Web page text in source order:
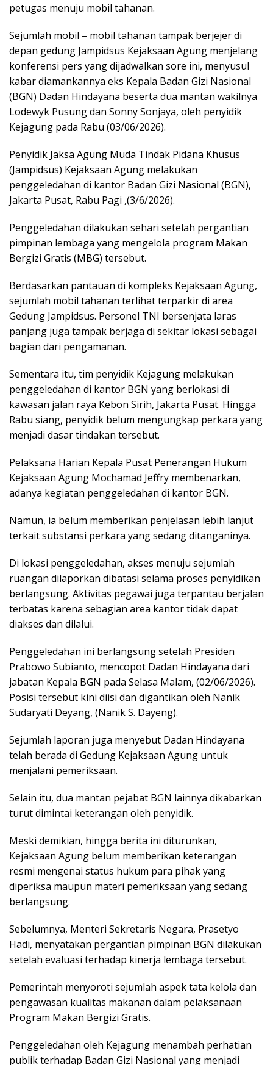
petugas menuju mobil tahanan.
Sejumlah mobil – mobil tahanan tampak berjejer di
depan gedung Jampidsus Kejaksaan Agung menjelang
konferensi pers yang dijadwalkan sore ini, menyusul
kabar diamankannya eks Kepala Badan Gizi Nasional
(BGN) Dadan Hindayana beserta dua mantan wakilnya
Lodewyk Pusung dan Sonny Sonjaya, oleh penyidik
Kejagung pada Rabu (03/06/2026).
Penyidik Jaksa Agung Muda Tindak Pidana Khusus
(Jampidsus) Kejaksaan Agung melakukan
penggeledahan di kantor Badan Gizi Nasional (BGN),
Jakarta Pusat, Rabu Pagi ,(3/6/2026).
Penggeledahan dilakukan sehari setelah pergantian
pimpinan lembaga yang mengelola program Makan
Bergizi Gratis (MBG) tersebut.
Berdasarkan pantauan di kompleks Kejaksaan Agung,
sejumlah mobil tahanan terlihat terparkir di area
Gedung Jampidsus. Personel TNI bersenjata laras
panjang juga tampak berjaga di sekitar lokasi sebagai
bagian dari pengamanan.
Sementara itu, tim penyidik Kejagung melakukan
penggeledahan di kantor BGN yang berlokasi di
kawasan jalan raya Kebon Sirih, Jakarta Pusat. Hingga
Rabu siang, penyidik belum mengungkap perkara yang
menjadi dasar tindakan tersebut.
Pelaksana Harian Kepala Pusat Penerangan Hukum
Kejaksaan Agung Mochamad Jeffry membenarkan,
adanya kegiatan penggeledahan di kantor BGN.
Namun, ia belum memberikan penjelasan lebih lanjut
terkait substansi perkara yang sedang ditanganinya.
Di lokasi penggeledahan, akses menuju sejumlah
ruangan dilaporkan dibatasi selama proses penyidikan
berlangsung. Aktivitas pegawai juga terpantau berjalan
terbatas karena sebagian area kantor tidak dapat
diakses dan dilalui.
Penggeledahan ini berlangsung setelah Presiden
Prabowo Subianto, mencopot Dadan Hindayana dari
jabatan Kepala BGN pada Selasa Malam, (02/06/2026).
Posisi tersebut kini diisi dan digantikan oleh Nanik
Sudaryati Deyang, (Nanik S. Dayeng).
Sejumlah laporan juga menyebut Dadan Hindayana
telah berada di Gedung Kejaksaan Agung untuk
menjalani pemeriksaan.
Selain itu, dua mantan pejabat BGN lainnya dikabarkan
turut dimintai keterangan oleh penyidik.
Meski demikian, hingga berita ini diturunkan,
Kejaksaan Agung belum memberikan keterangan
resmi mengenai status hukum para pihak yang
diperiksa maupun materi pemeriksaan yang sedang
berlangsung.
Sebelumnya, Menteri Sekretaris Negara, Prasetyo
Hadi, menyatakan pergantian pimpinan BGN dilakukan
setelah evaluasi terhadap kinerja lembaga tersebut.
Pemerintah menyoroti sejumlah aspek tata kelola dan
pengawasan kualitas makanan dalam pelaksanaan
Program Makan Bergizi Gratis.
Penggeledahan oleh Kejagung menambah perhatian
publik terhadap Badan Gizi Nasional yang menjadi